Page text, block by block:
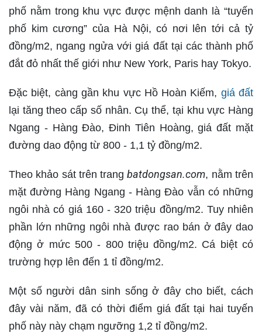
phố nằm trong khu vực được mệnh danh là “tuyến
phố kim cương” của Hà Nội, có nơi lên tới cả tỷ
đồng/m2, ngang ngửa với giá đất tại các thành phố
đắt đỏ nhất thế giới như New York, Paris hay Tokyo.
Đặc biệt, càng gần khu vực Hồ Hoàn Kiếm, giá đất
lại tăng theo cấp số nhân. Cụ thể, tại khu vực Hàng
Ngang - Hàng Đào, Đinh Tiên Hoàng, giá đất mặt
đường dao động từ 800 - 1,1 tỷ đồng/m2.
Theo khảo sát trên trangbatdongsan.com, nằm trên
mặt đường Hàng Ngang - Hàng Đào vẫn có những
ngôi nhà có giá 160 - 320 triệu đồng/m2. Tuy nhiên
phần lớn những ngôi nhà được rao bán ở đây dao
động ở mức 500 - 800 triệu đồng/m2. Cá biệt có
trường hợp lên đến 1 tỉ đồng/m2.
Một số người dân sinh sống ở đây cho biết, cách
đây vài năm, đã có thời điểm giá đất tại hai tuyến
phố này này chạm ngưỡng 1,2 tỉ đồng/m2.